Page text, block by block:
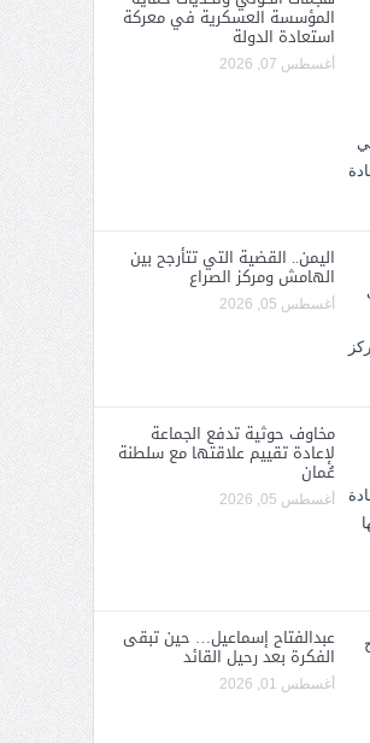
المؤسسة العسكرية في معركة
استعادة الدولة
أغسطس 07, 2026
اليمن.. القضية التي تتأرجح بين
الهامش ومركز الصراع
أغسطس 05, 2026
مخاوف حوثية تدفع الجماعة
لإعادة تقييم علاقتها مع سلطنة
عُمان
أغسطس 05, 2026
عبدالفتاح إسماعيل… حين تبقى
الفكرة بعد رحيل القائد
أغسطس 01, 2026